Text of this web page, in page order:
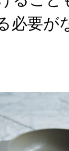
必要が